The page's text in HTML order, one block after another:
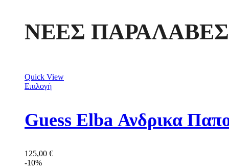
ΝΕΕΣ ΠΑΡΑΛΑΒΕΣ
Quick View
Επιλογή
Guess Elba Ανδρικα
125,00 €
-10%